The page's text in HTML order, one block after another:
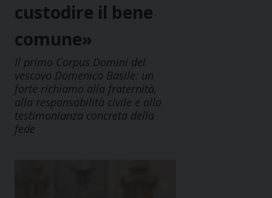
custodire il bene
comune»
Il primo Corpus Domini del
vescovo Domenico Basile: un
forte richiamo alla fraternità,
alla responsabilità civile e alla
testimonianza concreta della
fede